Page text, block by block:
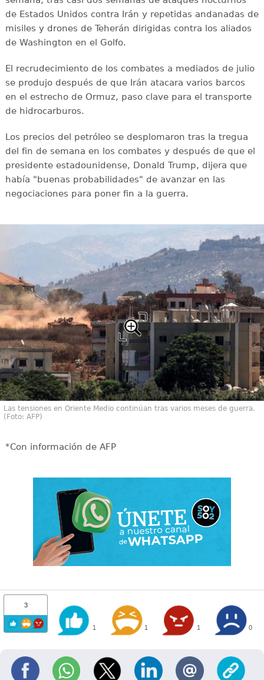
de Estados Unidos contra Irán y repetidas andanadas de
misiles y drones de Teherán dirigidas contra los aliados
de Washington en el Golfo.
El recrudecimiento de los combates a mediados de julio
se produjo después de que Irán atacara varios barcos
en el estrecho de Ormuz, paso clave para el transporte
de hidrocarburos.
Los precios del petróleo se desplomaron tras la tregua
del fin de semana en los combates y después de que el
presidente estadounidense, Donald Trump, dijera que
había "buenas probabilidades" de avanzar en las
negociaciones para poner fin a la guerra.
Las tensiones en Oriente Medio continúan tras varios meses de guerra.
(Foto: AFP)
*Con información de AFP
3
1 1 1 0